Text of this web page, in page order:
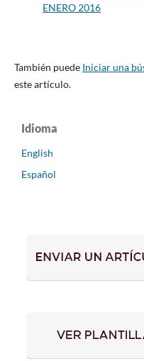
ENERO 2016
También puede Iniciar una
este artículo.
Idioma
English
Español